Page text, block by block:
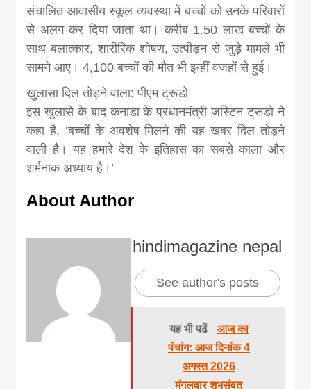
संचालित आवासीय स्कूल व्यवस्था में बच्चों को उनके परिवारों
से अलग कर दिया जाता था। करीब 1.50 लाख बच्चों के
साथ बलात्कार, शारीरिक शोषण, उत्पीड़न से जुड़े मामले भी
सामने आए। 4,100 बच्चों की मौत भी इन्हीं वजहों से हुई।
खुलासा दिल तोड़ने वाला: पीएम ट्रूडो
इस खुलासे के बाद कनाडा के प्रधानमंत्री जस्टिन ट्रूडो ने
कहा है, ‘बच्चों के अवशेष मिलने की यह खबर दिल तोड़ने
वाली है। यह हमारे देश के इतिहास का सबसे काला और
शर्मनाक अध्याय है।’
About Author
hindimagazine nepal
See author's posts
यह भी पढें
आज का
पंचांग: आज दिनांक 4
अगस्त 2026
मंगलवार शुभसंवत्